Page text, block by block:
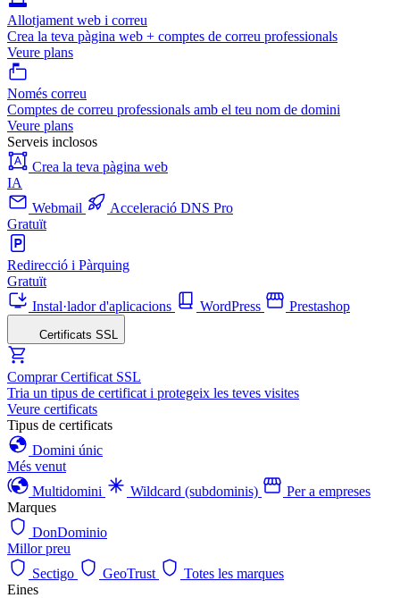
Allotjament web i correu
Crea la teva pàgina web + comptes de correu professionals
Veure plans
Només correu
Comptes de correu professionals amb el teu nom de domini
Veure plans
Serveis inclosos
Crea la teva pàgina web
IA
Webmail
Acceleració DNS Pro
Gratuït
Redirecció i Pàrquing
Gratuït
Instal·lador d'aplicacions
WordPress Prestashop
Certificats SSL
Comprar Certificat SSL
Tria un tipus de certificat i protegeix les teves visites
Veure certificats
Tipus de certificats
Domini únic
Més venut
Multidomini
Wildcard (subdominis)
Per a empreses
Marques
DonDominio
Millor preu
Sectigo
GeoTrust
Totes les marques
Eines